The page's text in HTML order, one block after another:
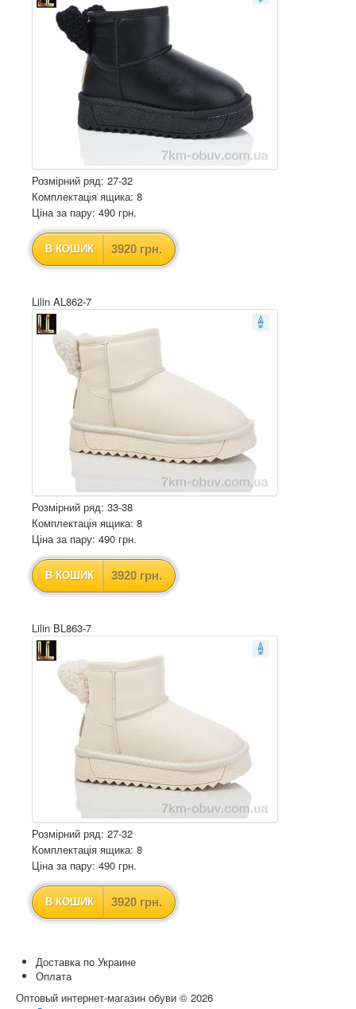
Розмірний ряд: 27-32
Комплектація ящика: 8
Ціна за пару: 490 грн.
В КОШИК 3920 грн.
Lilin AL862-7
Розмірний ряд: 33-38
Комплектація ящика: 8
Ціна за пару: 490 грн.
В КОШИК 3920 грн.
Lilin BL863-7
Розмірний ряд: 27-32
Комплектація ящика: 8
Ціна за пару: 490 грн.
В КОШИК 3920 грн.
Доставка по Украине
Оплата
Оптовый интернет-магазин обуви © 2026